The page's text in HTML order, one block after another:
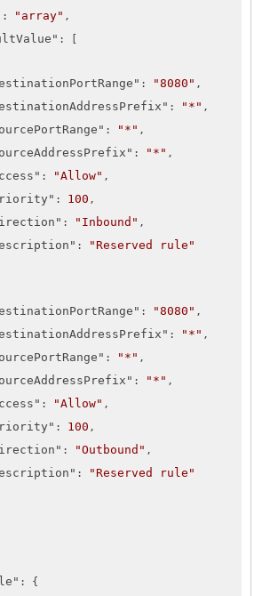
: "array" ,
: [
: "8080" ,
: "*" ,
: "*" ,
: "*" ,
: "Allow" ,
: 100 ,
: "Inbound" ,
: "Reserved rule"
: "8080" ,
: "*" ,
: "*" ,
: "*" ,
: "Allow" ,
: 100 ,
: "Outbound" ,
: "Reserved rule"
: {